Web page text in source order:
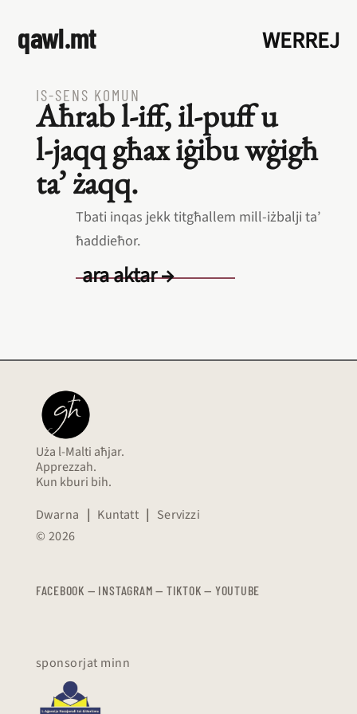
qawl.mt WERREJ
IS‑SENS KOMUN
Aħrab l‑iff, il‑puff u
l‑jaqq għax iġibu wġigħ
ta’ żaqq.
Tbati inqas jekk titgħallem mill‑iżbalji ta’
ħaddieħor.
ara aktar →
Uża l-Malti aħjar.
Apprezzah.
Kun kburi bih.
Dwarna | Kuntatt | Servizzi
© 2026
FACEBOOK — INSTAGRAM — TIKTOK — YOUTUBE
sponsorjat minn